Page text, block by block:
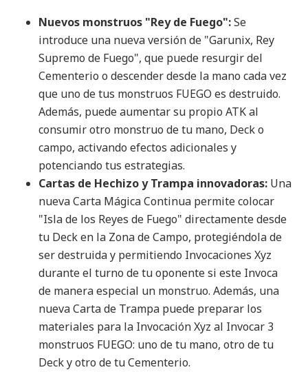
Nuevos monstruos "Rey de Fuego":Se
introduce una nueva versión de "Garunix, Rey
Supremo de Fuego", que puede resurgir del
Cementerio o descender desde la mano cada vez
que uno de tus monstruos FUEGO es destruido.
Además, puede aumentar su propio ATK al
consumir otro monstruo de tu mano, Deck o
campo, activando efectos adicionales y
potenciando tus estrategias.​
Cartas de Hechizo y Trampa innovadoras: Una
nueva Carta Mágica Continua permite colocar
"Isla de los Reyes de Fuego" directamente desde
tu Deck en la Zona de Campo, protegiéndola de
ser destruida y permitiendo Invocaciones Xyz
durante el turno de tu oponente si este Invoca
de manera especial un monstruo. Además, una
nueva Carta de Trampa puede preparar los
materiales para la Invocación Xyz al Invocar 3
monstruos FUEGO: uno de tu mano, otro de tu
Deck y otro de tu Cementerio.​